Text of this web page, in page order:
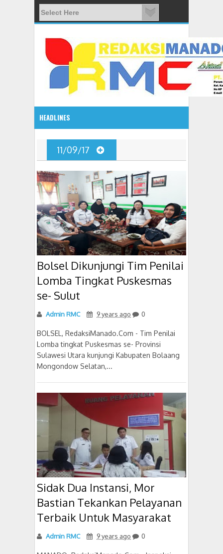
HEADLINES
08:03 AM
ADVETORIAL JONRU GANTIKAN MONO PIMPIN DPRD
11/09/17
Bolsel Dikunjungi Tim Penilai
Lomba Tingkat Puskesmas
se- Sulut
Admin RMC 9 years ago 0
BOLSEL, RedaksiManado.Com - Tim Penilai
Lomba tingkat Puskesmas se- Provinsi
Sulawesi Utara kunjungi Kabupaten Bolaang
Mongondow Selatan,...
Sidak Dua Instansi, Mor
Bastian Tekankan Pelayanan
Terbaik Untuk Masyarakat
Admin RMC 9 years ago 0